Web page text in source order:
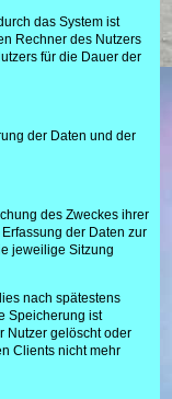
das System ist
Rechner des Nutzers
für die Dauer der
der Daten und der
des Zweckes ihrer
der Daten zur
jeweilige Sitzung
nach spätestens
Speicherung ist
Nutzer gelöscht oder
Clients nicht mehr